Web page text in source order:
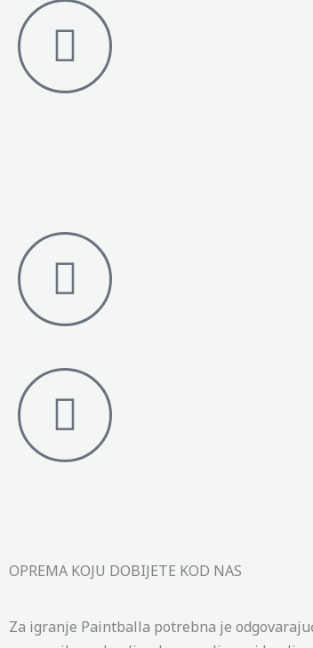
OPREMA KOJU DOBIJETE KOD NAS
Za igranje Paintballa potrebna je